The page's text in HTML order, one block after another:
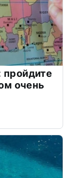
очень